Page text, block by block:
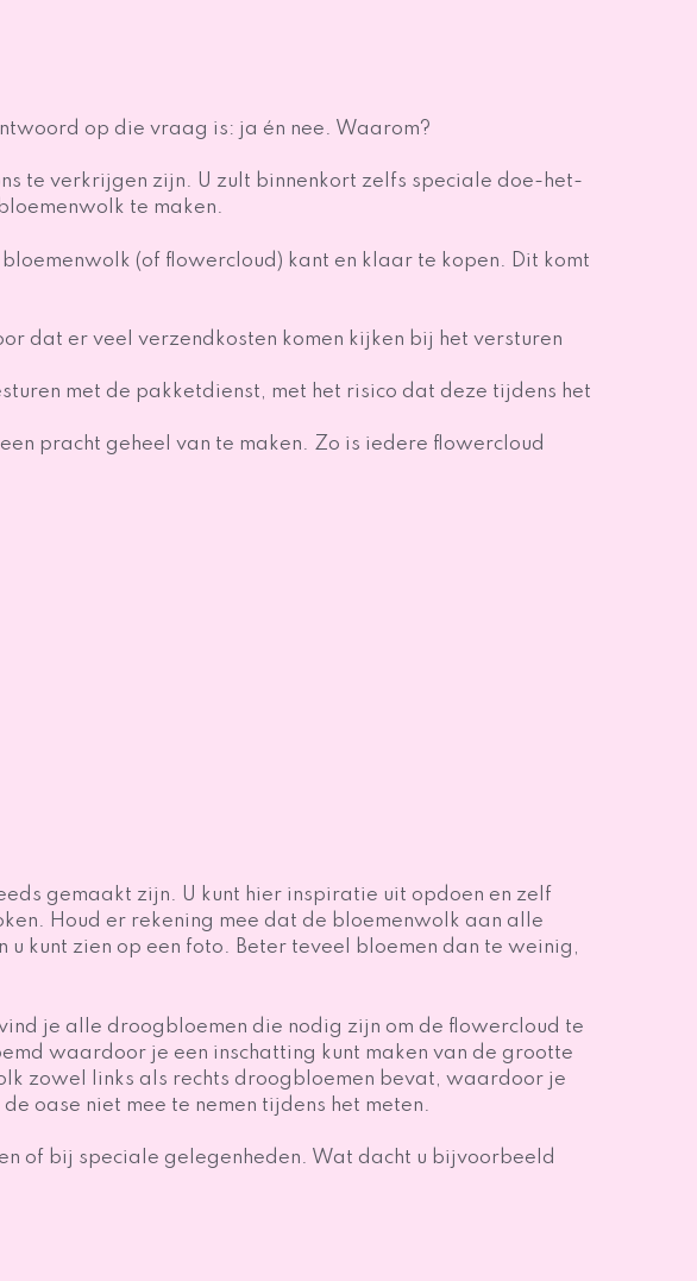
op die vraag is: ja én nee. Waarom?
te verkrijgen zijn. U zult binnenkort zelfs speciale doe-het-
te maken.
(of flowercloud) kant en klaar te kopen. Dit komt
dat er veel verzendkosten komen kijken bij het versturen
met de pakketdienst, met het risico dat deze tijdens het
pracht geheel van te maken. Zo is iedere flowercloud
gemaakt zijn. U kunt hier inspiratie uit opdoen en zelf
Houd er rekening mee dat de bloemenwolk aan alle
kunt zien op een foto. Beter teveel bloemen dan te weinig,
je alle droogbloemen die nodig zijn om de flowercloud te
waardoor je een inschatting kunt maken van de grootte
zowel links als rechts droogbloemen bevat, waardoor je
oase niet mee te nemen tijdens het meten.
of bij speciale gelegenheden. Wat dacht u bijvoorbeeld